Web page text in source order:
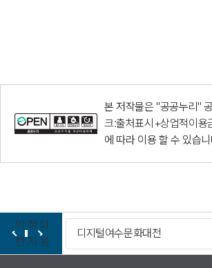
본 저작물은 "공공누리"
크:출처표시+상업적이용
에 따라 이용 할 수 있습
이
전
정
지
다
음
디지털여수문화대전